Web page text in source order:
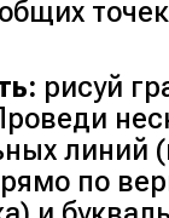
рисуй
линий
по